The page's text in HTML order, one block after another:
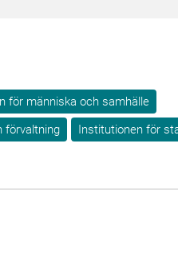
för människa och samhälle
förvaltning
Institutionen för